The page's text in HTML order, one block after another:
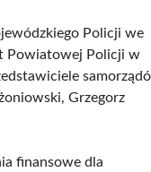
Policji we
Powiatowej Policji w
Grzegorz
finansowe dla